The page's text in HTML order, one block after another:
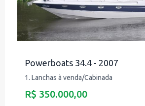
Powerboats 34.4 - 2007
1. Lanchas à venda/Cabinada
R$ 350.000,00